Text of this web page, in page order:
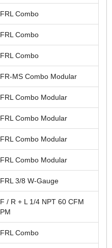
FRL Combo
FRL Combo
FRL Combo
FR-MS Combo Modular
FRL Combo Modular
FRL Combo Modular
FRL Combo Modular
FRL Combo Modular
FRL 3/8 W-Gauge
F / R + L 1/4 NPT 60 CFM
PM
FRL Combo